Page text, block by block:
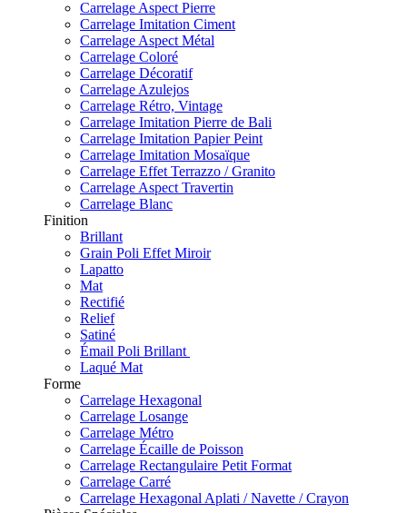
Carrelage Aspect Pierre
Carrelage Imitation Ciment
Carrelage Aspect Métal
Carrelage Coloré
Carrelage Décoratif
Carrelage Azulejos
Carrelage Rétro, Vintage
Carrelage Imitation Pierre de Bali
Carrelage Imitation Papier Peint
Carrelage Imitation Mosaïque
Carrelage Effet Terrazzo / Granito
Carrelage Aspect Travertin
Carrelage Blanc
Finition
Brillant
Grain Poli Effet Miroir
Lapatto
Mat
Rectifié
Relief
Satiné
Émail Poli Brillant
Laqué Mat
Forme
Carrelage Hexagonal
Carrelage Losange
Carrelage Métro
Carrelage Écaille de Poisson
Carrelage Rectangulaire Petit Format
Carrelage Carré
Carrelage Hexagonal Aplati / Navette / Crayon